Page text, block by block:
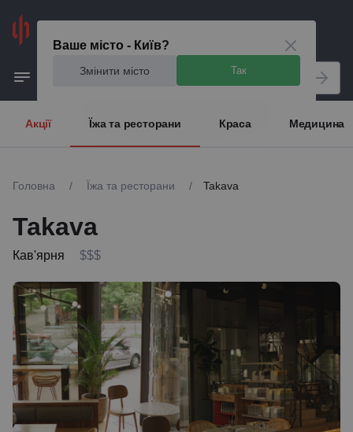
Ваше місто - Київ?
Змінити місто Так
Акції Їжа та ресторани Краса Медицина
Головна / Їжа та ресторани / Takava
Takava
Кав'ярня $$$